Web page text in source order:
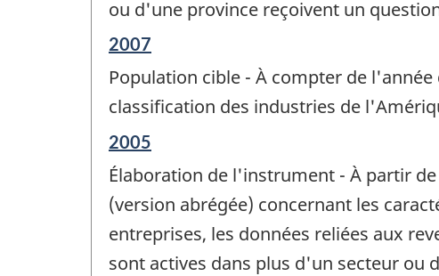
ou d'une province reçoivent un
Période
référence
de
-
2007
Population cible - À compter de
classification des industries de
Période
de
référence
de
changement
-
2005
Élaboration de l'instrument - À partir
(version abrégée) concernant les
entreprises, les données reliées aux
sont actives dans plus d'un secteur ou